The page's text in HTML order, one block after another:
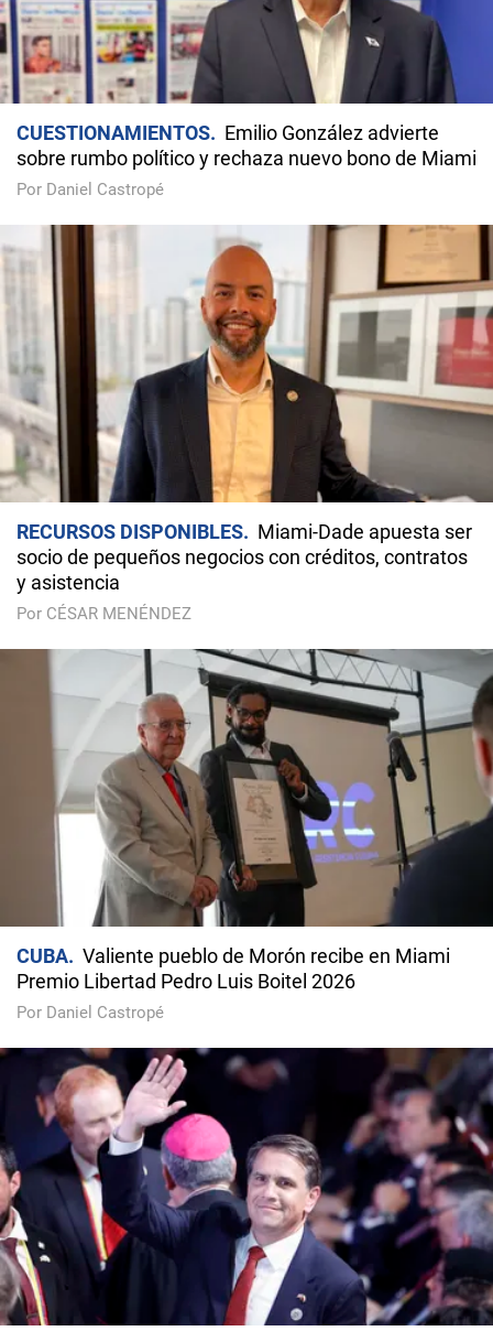
CUESTIONAMIENTOS
Emilio González advierte
sobre rumbo político y rechaza nuevo bono de Miami
Por Daniel Castropé
RECURSOS DISPONIBLES
Miami-Dade apuesta ser
socio de pequeños negocios con créditos, contratos
y asistencia
Por CÉSAR MENÉNDEZ
CUBA
Valiente pueblo de Morón recibe en Miami
Premio Libertad Pedro Luis Boitel 2026
Por Daniel Castropé